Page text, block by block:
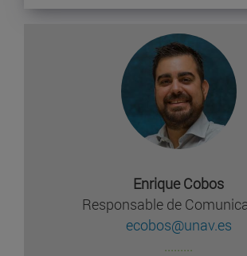
Enrique Cobos
Responsable de
ecobos@unav.es
.........